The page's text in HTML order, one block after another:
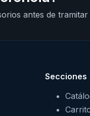
antes de tramitar
Secciones